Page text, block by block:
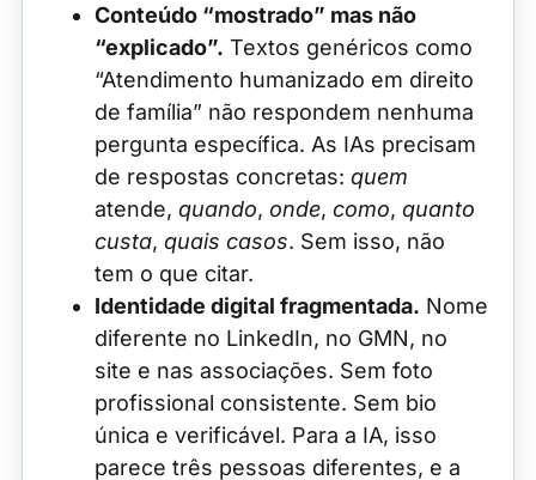
Conteúdo “mostrado” mas não
“explicado”. Textos genéricos como
“Atendimento humanizado em direito
de família” não respondem nenhuma
pergunta específica. As IAs precisam
de respostas concretas: quem
atende, quando, onde, como, quanto
custa, quais casos. Sem isso, não
tem o que citar.
Identidade digital fragmentada. Nome
diferente no LinkedIn, no GMN, no
site e nas associações. Sem foto
profissional consistente. Sem bio
única e verificável. Para a IA, isso
parece três pessoas diferentes, e a